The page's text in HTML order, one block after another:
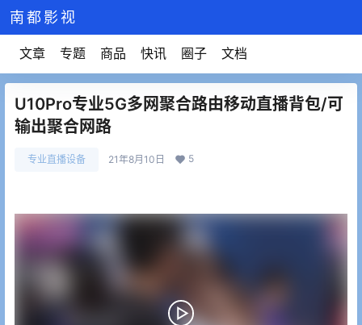
南都影视
文章 专题 商品 快讯 圈子 文档
U10Pro专业5G多网聚合路由移动直播背包/可
输出聚合网路
专业直播设备 21年8月10日 5